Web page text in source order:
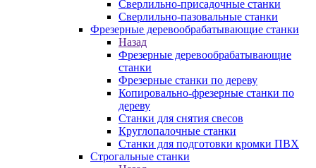
Сверлильно-присадочные станки
Сверлильно-пазовальные станки
Фрезерные деревообрабатывающие станки
Назад
Фрезерные деревообрабатывающие
станки
Фрезерные станки по дереву
Копировально-фрезерные станки по
дереву
Станки для снятия свесов
Круглопалочные станки
Станки для подготовки кромки ПВХ
Строгальные станки